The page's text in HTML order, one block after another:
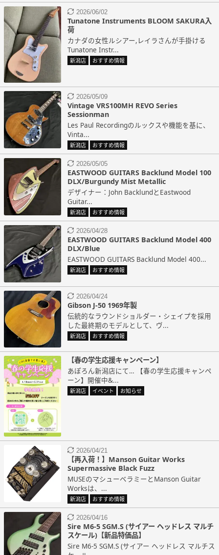
2026/06/02
Tunatone Instruments BLOOM SAKURA入
荷
カナダの女性ルシアー,レイラさんが手掛ける
Tunatone Instr...
新潟店 おすすめ情報
2026/05/09
Vintage VRS100MH REVO Series
Sessionman
Les Paul Recordingのルックスや機能を基に、
Vinta...
新潟店 おすすめ情報
2026/05/05
EASTWOOD GUITARS Backlund Model 100
DLX/Burgundy Mist Metallic
デザイナー：John BacklundとEastwood
Guitar...
新潟店 おすすめ情報
2026/04/28
EASTWOOD GUITARS Backlund Model 400
DLX/Blue
EASTWOOD GUITARS Backlund Model 400...
新潟店 おすすめ情報
2026/04/24
Gibson J-50 1969年製
伝統的なラウンドショルダー・シェイプを採用
した最終期のモデルとして、ヴ...
新潟店 おすすめ情報
【春の学生応援キャンペーン】
あぽろん新潟店にて… 【春の学生応援キャンペ
ーン】開催中&...
新潟店 イベント お知らせ
2026/04/21
【再入荷！】Manson Guitar Works
Supermassive Black Fuzz
MUSEのマシューベラミーとManson Guitar
Worksは、...
新潟店 おすすめ情報
2026/04/16
Sire M6-5 SGM.S (サイアー ヘッドレス マルチ
スケール)【新品特価品】
Sire M6-5 SGM.S (サイアー ヘッドレス マルチス